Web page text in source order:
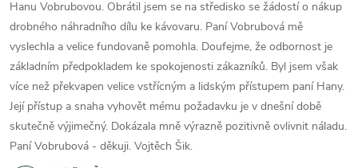
Hanu Vobrubovou. Obrátil jsem se na středisko se žádostí o nákup
drobného náhradního dílu ke kávovaru. Paní Vobrubová mě
vyslechla a velice fundovaně pomohla. Doufejme, že odbornost je
základním předpokladem ke spokojenosti zákazníků. Byl jsem však
více než překvapen velice vstřícným a lidským přístupem paní Hany.
Její přístup a snaha vyhovět mému požadavku je v dnešní době
skutečně výjimečný. Dokázala mně výrazně pozitivně ovlivnit náladu.
Paní Vobrubová - děkuji. Vojtěch Šik.